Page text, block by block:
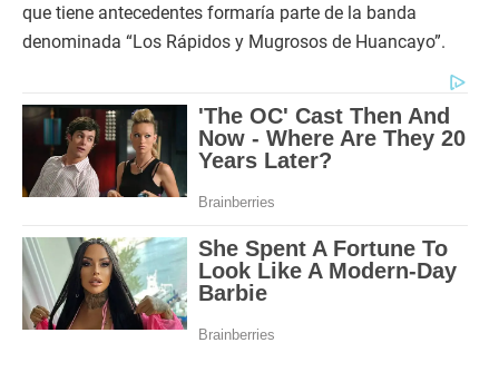
que tiene antecedentes formaría parte de la banda
denominada “Los Rápidos y Mugrosos de Huancayo”.